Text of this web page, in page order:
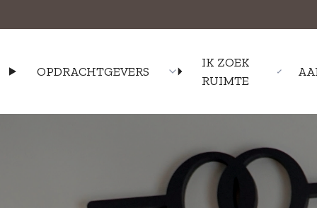
OPDRACHTGEVERS
IK ZOEK
RUIMTE